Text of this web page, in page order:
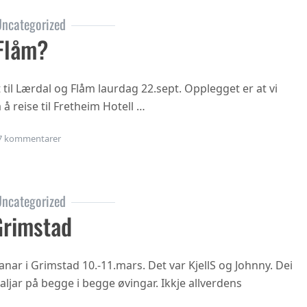
Lærdal og Flåm laurdag 22.sept. Opplegget er at vi
reise til Fretheim Hotell …
kommentarertil Årsmøte i Flåm?
i Grimstad 10.-11.mars. Det var KjellS og Johnny. Dei
på begge i begge øvingar. Ikkje allverdens